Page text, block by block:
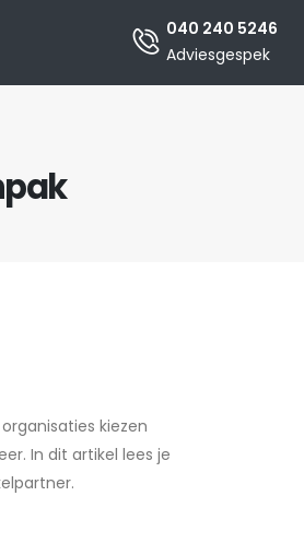
040 240 5246
Adviesgespek
kiezen
In dit artikel lees je